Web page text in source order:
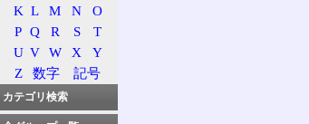
K L M N
O
P Q R S
T
U V W X
Y
Z
数字 記号
カテゴリ検索